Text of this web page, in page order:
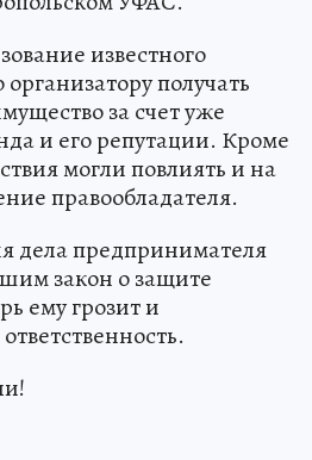
известного
получать
за счет уже
и его репутации. Кроме
могли повлиять и на
правообладателя.
дела предпринимателя
закон о защите
ему грозит и